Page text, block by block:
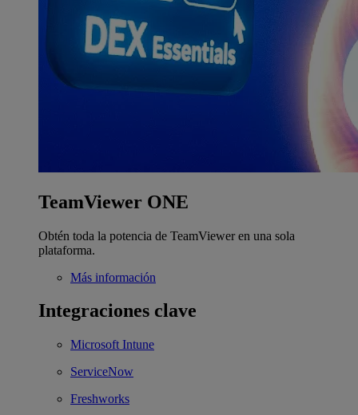
TeamViewer ONE
Obtén toda la potencia de TeamViewer en una sola
plataforma.
Más información
Integraciones clave
Microsoft Intune
ServiceNow
Freshworks